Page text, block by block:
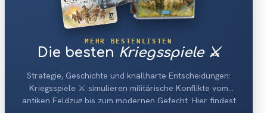
MEHR BESTENLISTEN
Die besten Kriegsspiele ⚔️
Strategie, Geschichte und knallharte Entscheidungen:
Kriegsspiele ⚔️ simulieren militärische Konflikte vom
antiken Feldzug bis zum modernen Gefecht. Hier findest